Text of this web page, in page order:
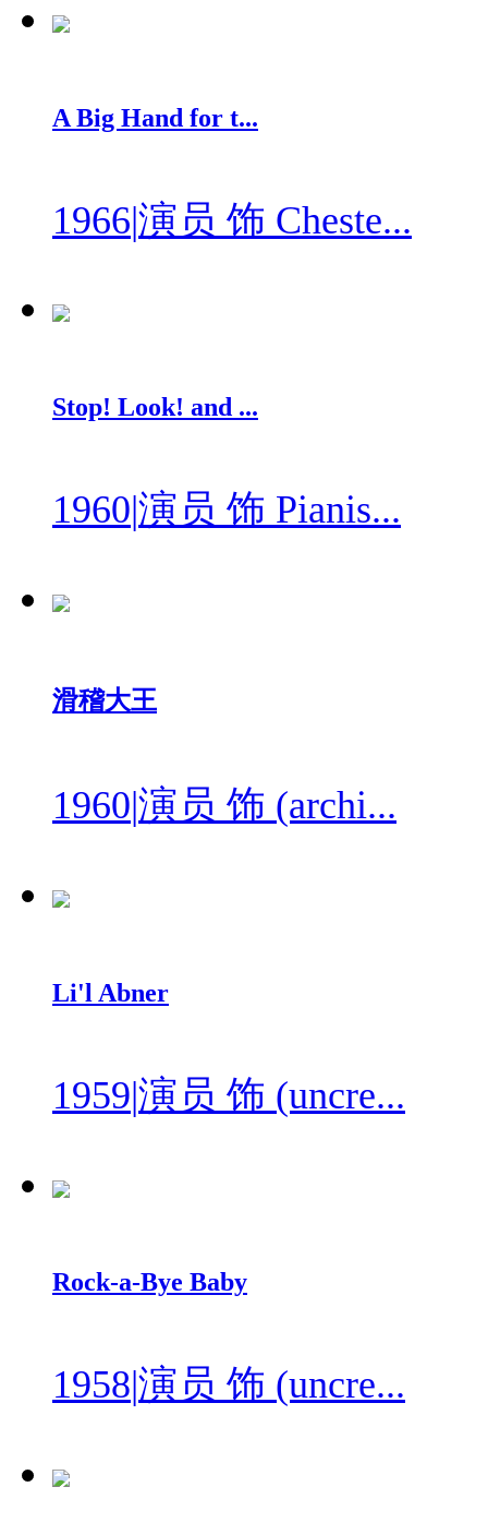
A Big Hand for t...
1966|演员 饰 Cheste...
Stop! Look! and ...
1960|演员 饰 Pianis...
滑稽大王
1960|演员 饰 (archi...
Li'l Abner
1959|演员 饰 (uncre...
Rock-a-Bye Baby
1958|演员 饰 (uncre...